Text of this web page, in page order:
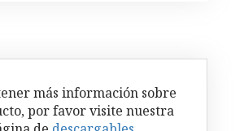
más información sobre
por favor visite nuestra